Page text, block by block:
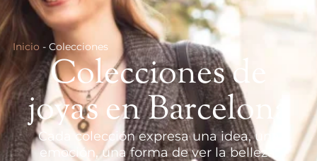
Inicio - Colecciones
Colecciones de
joyas en Barcelona
Cada colección expresa una idea, una
emoción, una forma de ver la belleza.